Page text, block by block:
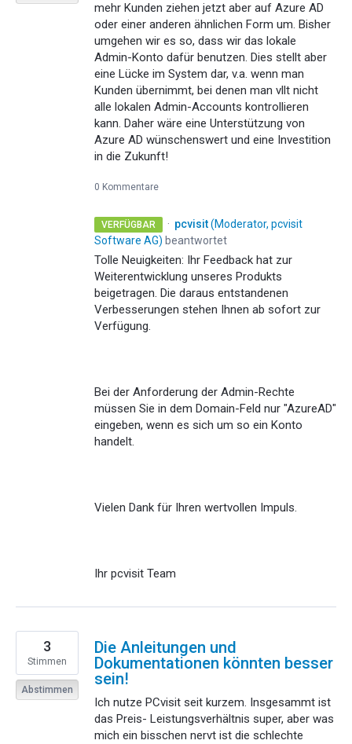
mehr Kunden ziehen jetzt aber auf Azure AD
oder einer anderen ähnlichen Form um. Bisher
umgehen wir es so, dass wir das lokale
Admin-Konto dafür benutzen. Dies stellt aber
eine Lücke im System dar, v.a. wenn man
Kunden übernimmt, bei denen man vllt nicht
alle lokalen Admin-Accounts kontrollieren
kann. Daher wäre eine Unterstützung von
Azure AD wünschenswert und eine Investition
in die Zukunft!
0 Kommentare
VERFÜGBAR · pcvisit(Moderator, pcvisit
Software AG) beantwortet
Tolle Neuigkeiten: Ihr Feedback hat zur
Weiterentwicklung unseres Produkts
beigetragen. Die daraus entstandenen
Verbesserungen stehen Ihnen ab sofort zur
Verfügung.
Bei der Anforderung der Admin-Rechte
müssen Sie in dem Domain-Feld nur "AzureAD"
eingeben, wenn es sich um so ein Konto
handelt.
Vielen Dank für Ihren wertvollen Impuls.
Ihr pcvisit Team
Die Anleitungen und
Dokumentationen könnten besser
sein!
Ich nutze PCvisit seit kurzem. Insgesammt ist
das Preis- Leistungsverhältnis super, aber was
mich ein bisschen nervt ist die schlechte
3
Stimmen
Abstimmen